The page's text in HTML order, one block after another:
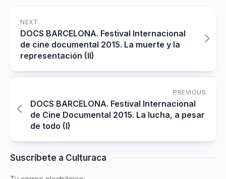
NEXT
DOCS BARCELONA. Festival Internacional
de cine documental 2015. La muerte y la
representación (II)
PREVIOUS
DOCS BARCELONA. Festival Internacional
de Cine Documental 2015. La lucha, a pesar
de todo (I)
Suscríbete a Culturaca